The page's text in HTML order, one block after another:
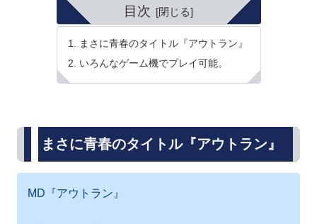
目次
まさに青春のタイトル『アウトラン』
いろんなゲーム機でプレイ可能。
まさに青春のタイトル『アウトラン』
MD『アウトラン』